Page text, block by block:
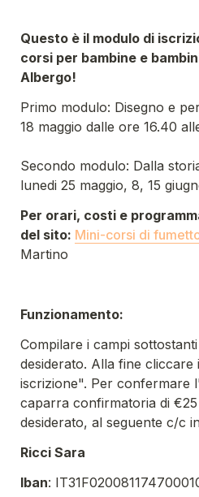
Questo è il modulo di
corsi per bambine e
Albergo!
Primo modulo: Disegno e
18 maggio dalle ore 16.40
Secondo modulo: Dalla
lunedi 25 maggio, 8, 15
Per orari, costi e
del sito: Mini-corsi di
Martino
Funzionamento:
Compilare i campi
desiderato. Alla fine cliccare
iscrizione". Per confermare
caparra confirmatoria di
desiderato, al seguente c/c
Ricci Sara
Iban